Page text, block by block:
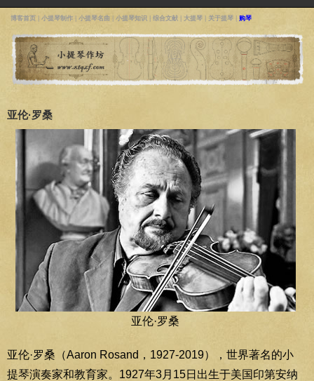
博客首页 小提琴制作 小提琴名曲 小提琴知识 综合文献 大提琴 关于提琴 购琴
亚伦·罗桑
亚伦·罗桑
亚伦·罗桑（Aaron Rosand，1927-2019），世界著名的小
提琴演奏家和教育家。1927年3月15日出生于美国印第安纳